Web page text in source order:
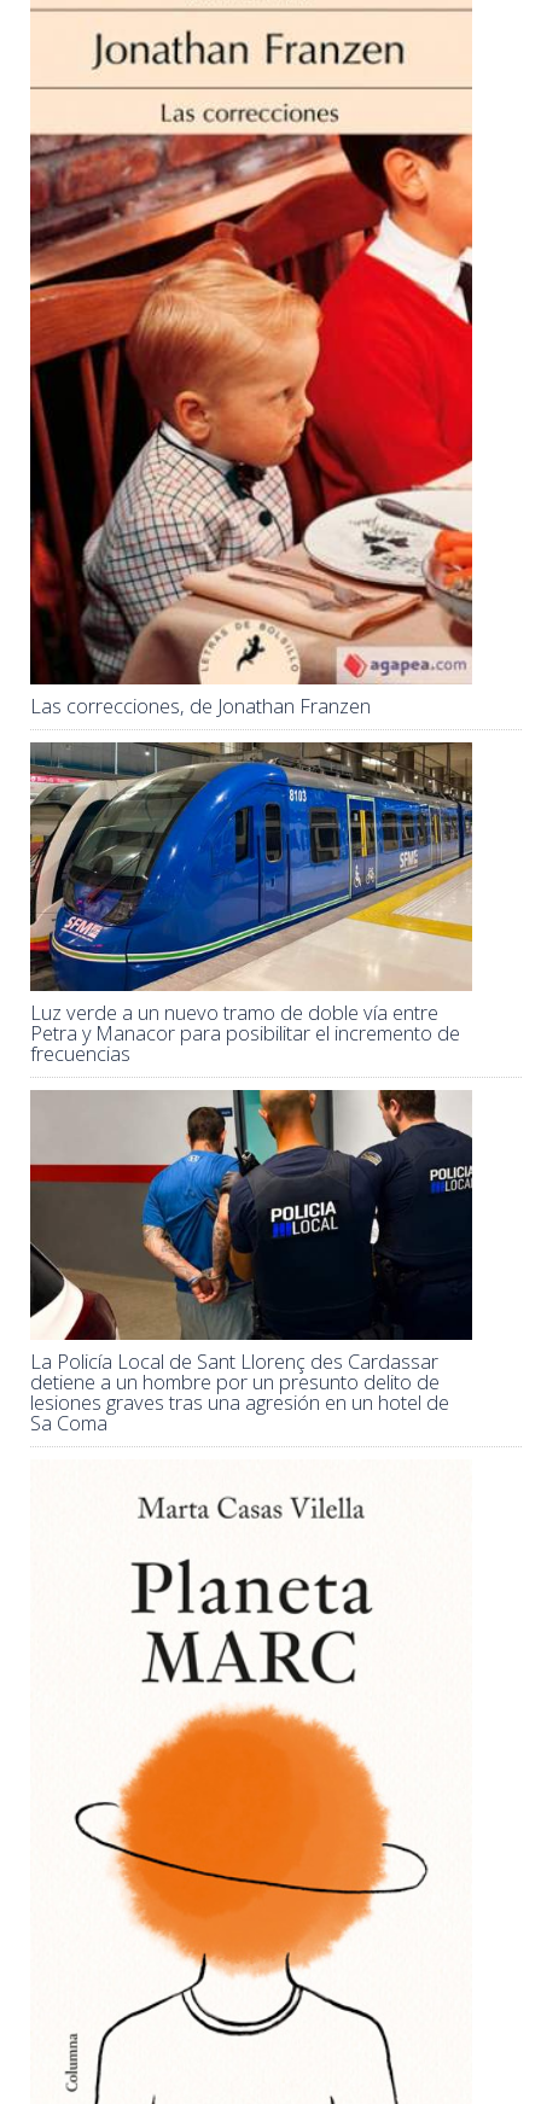
Las correcciones, de Jonathan Franzen
Luz verde a un nuevo tramo de doble vía entre
Petra y Manacor para posibilitar el incremento de
frecuencias
La Policía Local de Sant Llorenç des Cardassar
detiene a un hombre por un presunto delito de
lesiones graves tras una agresión en un hotel de
Sa Coma